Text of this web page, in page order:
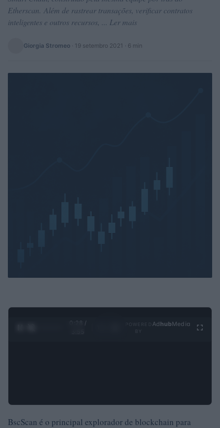
Etherscan. Além de rastrear transações, verificar contratos
inteligentes e outros recursos, ... Ler mais
Giorgia Stromeo · 19 setembro 2021 · 6 min
0:29 /
Ad hubMedia
BscScan é o principal explorador de blockchain para